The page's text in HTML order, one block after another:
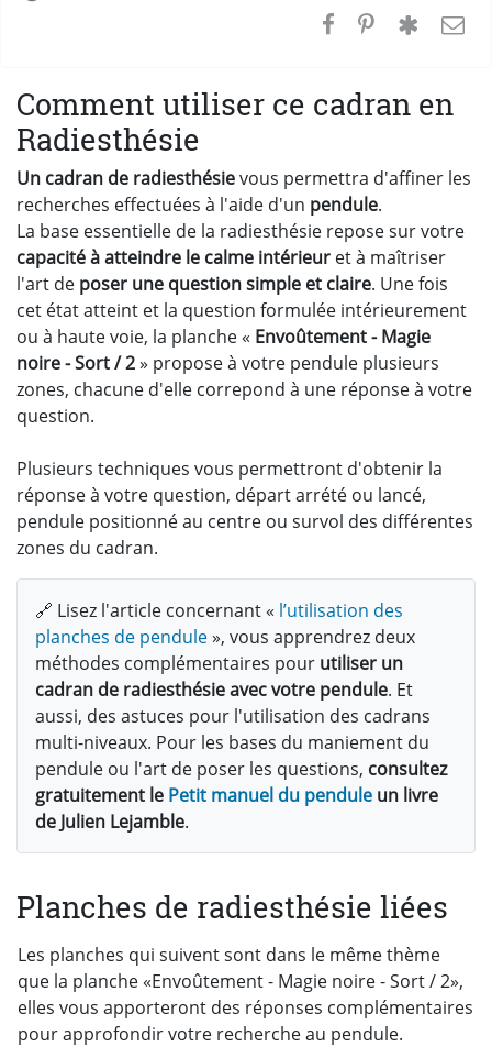
Comment utiliser ce cadran en
Radiesthésie
Un cadran de radiesthésievous permettra d'affiner les
recherches effectuées à l'aide d'un pendule.
La base essentielle de la radiesthésie repose sur votre
capacité à atteindre le calme intérieur et à maîtriser
l'art de poser une question simple et claire. Une fois
cet état atteint et la question formulée intérieurement
ou à haute voie, la planche « Envoûtement - Magie
noire - Sort / 2» propose à votre pendule plusieurs
zones, chacune d'elle correpond à une réponse à votre
question.
Plusieurs techniques vous permettront d'obtenir la
réponse à votre question, départ arrété ou lancé,
pendule positionné au centre ou survol des différentes
zones du cadran.
🔗 Lisez l'article concernant « l’utilisation des
planches de pendule», vous apprendrez deux
méthodes complémentaires pour utiliser un
cadran de radiesthésie avec votre pendule. Et
aussi, des astuces pour l'utilisation des cadrans
multi-niveaux. Pour les bases du maniement du
pendule ou l'art de poser les questions, consultez
gratuitement le Petit manuel du pendule un livre
de Julien Lejamble.
Planches de radiesthésie liées
Les planches qui suivent sont dans le même thème
que la planche «Envoûtement - Magie noire - Sort / 2»,
elles vous apporteront des réponses complémentaires
pour approfondir votre recherche au pendule.